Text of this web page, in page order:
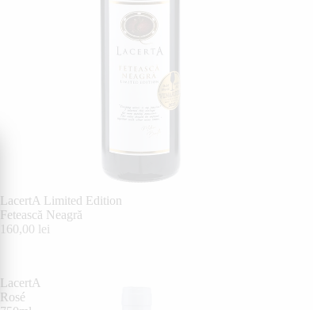
LacertA Limited Edition
Fetească Neagră
160,00 lei
LacertA
Rosé